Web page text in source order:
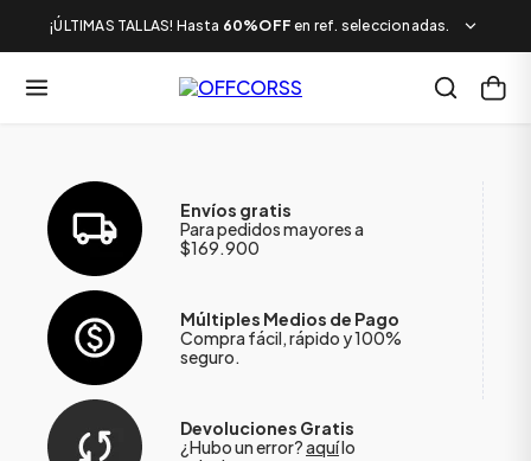
¡ÚLTIMAS TALLAS! Hasta 60%OFF en ref. seleccionadas.
Envíos gratis
Para pedidos mayores a
$169.900
Múltiples Medios de Pago
Compra fácil, rápido y 100%
seguro.
Devoluciones Gratis
¿Hubo un error?aquílo